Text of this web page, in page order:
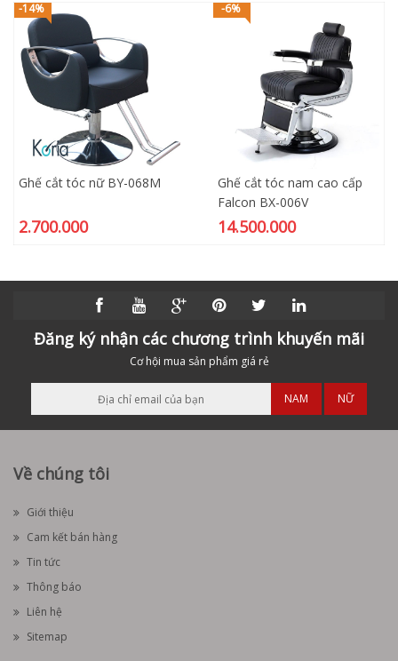
-14%
Ghế cắt tóc nữ BY-068M
2.700.000
-6%
Ghế cắt tóc nam cao cấp
Falcon BX-006V
14.500.000
Đăng ký nhận các chương trình khuyến mãi
Cơ hội mua sản phẩm giá rẻ
NAM NỮ
Về chúng tôi
Giới thiệu
Cam kết bán hàng
Tin tức
Thông báo
Liên hệ
Sitemap